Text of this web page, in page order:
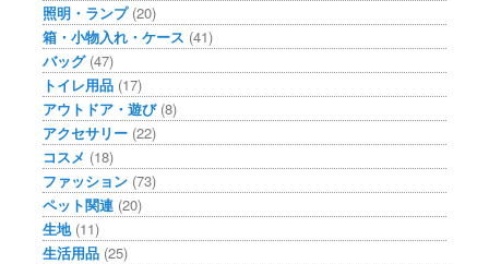
照明・ランプ(20)
箱・小物入れ・ケース (41)
バッグ(47)
トイレ用品 (17)
アウトドア・遊び(8)
アクセサリー (22)
コスメ (18)
ファッション (73)
ペット関連 (20)
生地(11)
生活用品 (25)